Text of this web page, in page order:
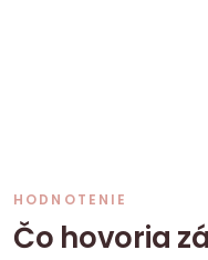
HODNOTENIE
Čo hovoria